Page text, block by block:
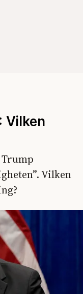
Vilken
Vilken